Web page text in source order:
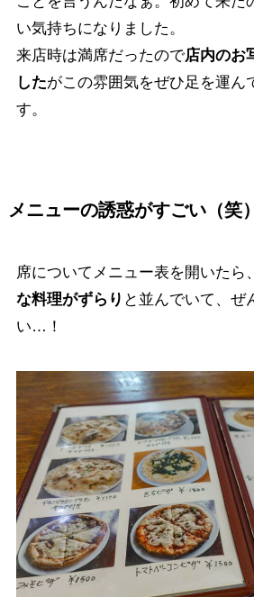
い気持ちになりました。
来店時は満席だったので店内のお
したがこの雰囲気をぜひ足を運ん
す。
メニューの誘惑がすごい（笑）
席についてメニュー表を開いたら
な料理がずらり と並んでいて、ぜ
い…！